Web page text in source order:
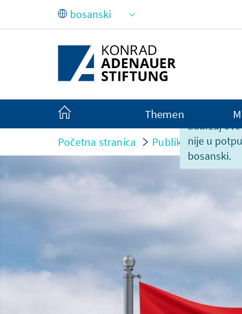
Skip to Main Content
Sadržaj
nije u
bosanski.
Themen
Početna stranica Publikacije